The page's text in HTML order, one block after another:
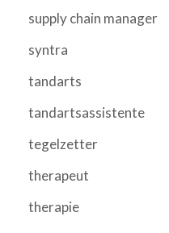
supply chain manager
syntra
tandarts
tandartsassistente
tegelzetter
therapeut
therapie